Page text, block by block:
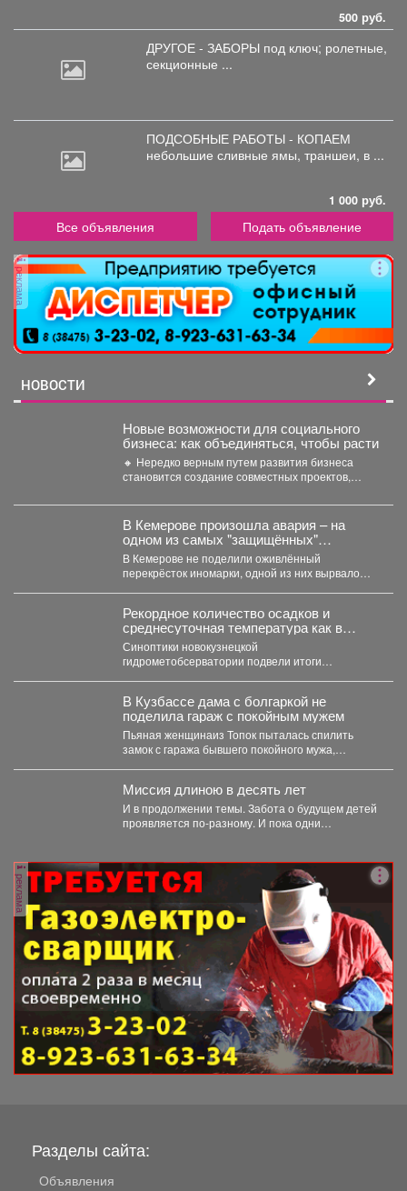
500 руб.
ДРУГОЕ - ЗАБОРЫ под ключ; ролетные,
секционные ...
ПОДСОБНЫЕ РАБОТЫ - КОПАЕМ
небольшие сливные ямы, траншеи, в ...
1 000 руб.
Все объявления Подать объявление
реклама
НОВОСТИ
Новые возможности для социального
бизнеса: как объединяться, чтобы расти
🔸 Нередко верным путем развития бизнеса
становится создание совместных проектов,
В Кемерове произошла авария – на
одном из самых "защищённых"
перекрёстков
В Кемерове не поделили оживлённый
перекрёсток иномарки, одной из них вырвало
Рекордное количество осадков и
среднесуточная температура как в
тропиках.
Синоптики новокузнецкой
гидрометобсерватории подвели итоги
В Кузбассе дама с болгаркой не
поделила гараж с покойным мужем
Пьяная женщинаиз Топок пыталась спилить
замок с гаража бывшего покойного мужа,
Миссия длиною в десять лет
И в продолжении темы. Забота о будущем детей
проявляется по-разному. И пока одни
реклама
Разделы сайта:
Объявления